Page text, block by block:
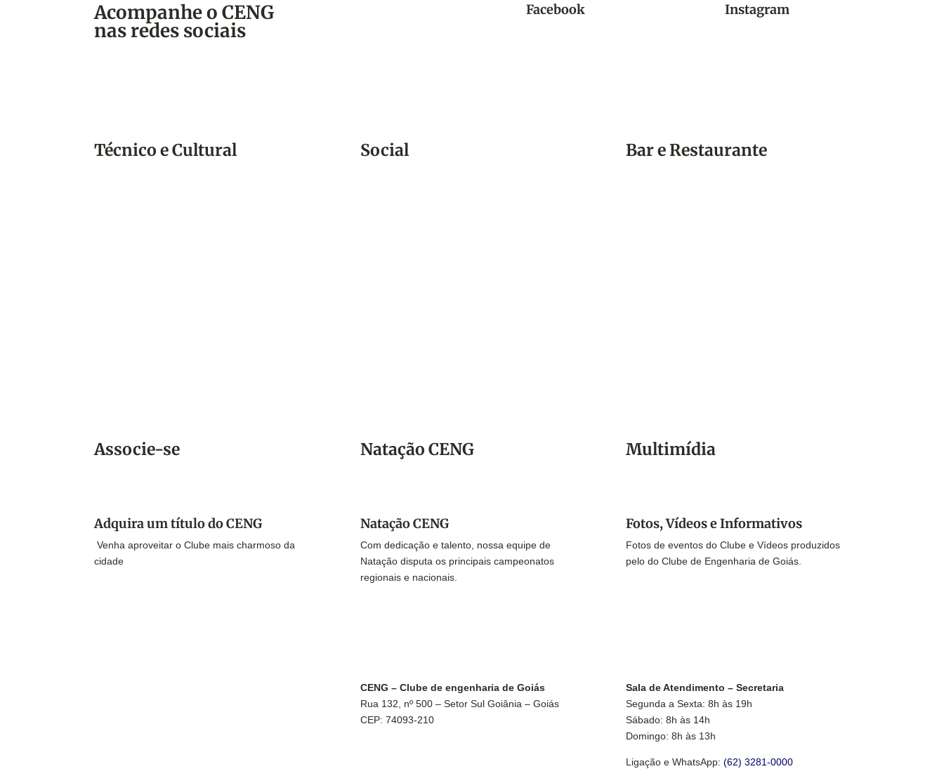
Acompanhe o CENG
nas redes sociais
Facebook Instagram
Técnico e Cultural Social Bar e Restaurante
Associe-se
Adquira um título do CENG
Venha aproveitar o Clube mais charmoso da
cidade
Natação CENG
Natação CENG
Com dedicação e talento, nossa equipe de
Natação disputa os principais campeonatos
regionais e nacionais.
Multimídia
Fotos, Vídeos e Informativos
Fotos de eventos do Clube e Vídeos produzidos
pelo do Clube de Engenharia de Goiás.
CENG – Clube de engenharia de Goiás
Rua 132, nº 500 – Setor Sul Goiânia – Goiás
CEP: 74093-210
Sala de Atendimento – Secretaria
Segunda a Sexta: 8h às 19h
Sábado: 8h às 14h
Domingo: 8h às 13h
Ligação e WhatsApp: (62) 3281-0000